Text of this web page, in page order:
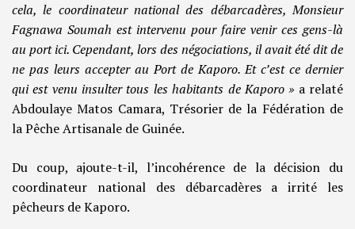
cela, le coordinateur national des débarcadères, Monsieur
Fagnawa Soumah est intervenu pour faire venir ces gens-là
au port ici. Cependant, lors des négociations, il avait été dit de
ne pas leurs accepter au Port de Kaporo. Et c’est ce dernier
qui est venu insulter tous les habitants de Kaporo » a relaté
Abdoulaye Matos Camara, Trésorier de la Fédération de
la Pêche Artisanale de Guinée.
Du coup, ajoute-t-il, l’incohérence de la décision du
coordinateur national des débarcadères a irrité les
pêcheurs de Kaporo.